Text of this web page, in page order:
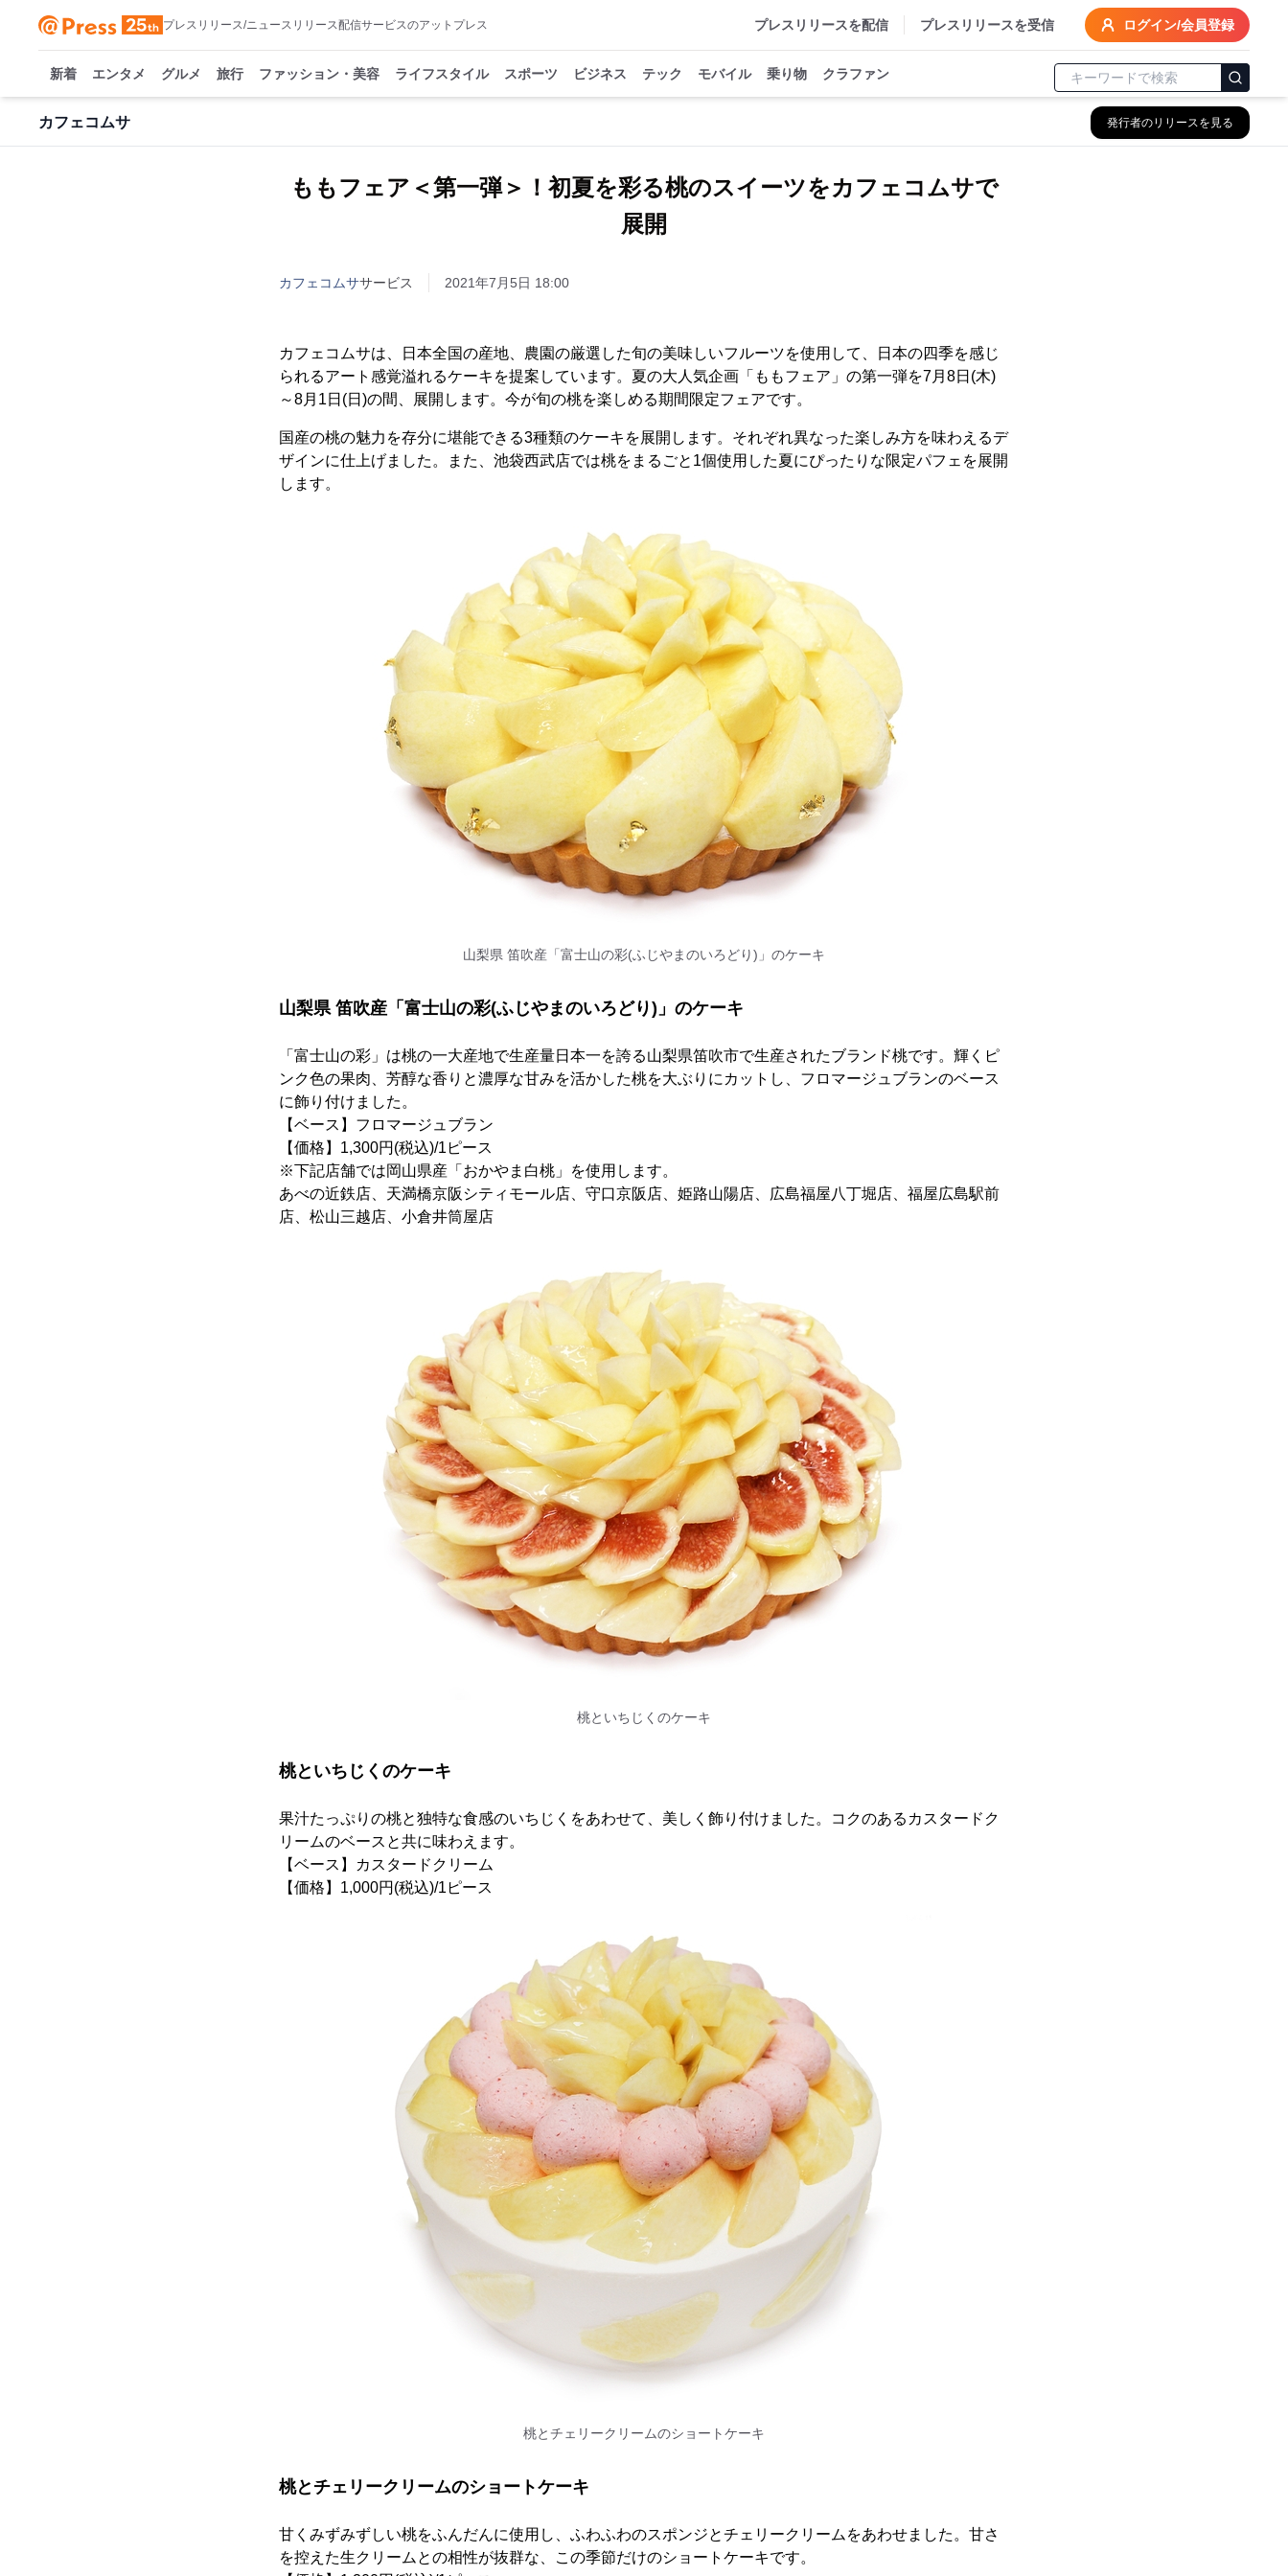
プレスリリース/ニュースリリース配信サービスのアットプレス プレスリリースを配信 プレスリリースを受信 ログイン/会員登録
新着 エンタメ グルメ 旅行 ファッション・美容 ライフスタイル スポーツ ビジネス テック モバイル 乗り物 クラファン
カフェコムサ 発行者のリリースを見る
ももフェア＜第一弾＞！初夏を彩る桃のスイーツをカフェコムサで
展開
カフェコムササービス 2021年7月5日 18:00
カフェコムサは、日本全国の産地、農園の厳選した旬の美味しいフルーツを使用して、日本の四季を感じ
られるアート感覚溢れるケーキを提案しています。夏の大人気企画「ももフェア」の第一弾を7月8日(木)
～8月1日(日)の間、展開します。今が旬の桃を楽しめる期間限定フェアです。
国産の桃の魅力を存分に堪能できる3種類のケーキを展開します。それぞれ異なった楽しみ方を味わえるデ
ザインに仕上げました。また、池袋西武店では桃をまるごと1個使用した夏にぴったりな限定パフェを展開
します。
山梨県 笛吹産「富士山の彩(ふじやまのいろどり)」のケーキ
山梨県 笛吹産「富士山の彩(ふじやまのいろどり)」のケーキ
「富士山の彩」は桃の一大産地で生産量日本一を誇る山梨県笛吹市で生産されたブランド桃です。輝くピ
ンク色の果肉、芳醇な香りと濃厚な甘みを活かした桃を大ぶりにカットし、フロマージュブランのベース
に飾り付けました。
【ベース】フロマージュブラン
【価格】1,300円(税込)/1ピース
※下記店舗では岡山県産「おかやま白桃」を使用します。
あべの近鉄店、天満橋京阪シティモール店、守口京阪店、姫路山陽店、広島福屋八丁堀店、福屋広島駅前
店、松山三越店、小倉井筒屋店
桃といちじくのケーキ
桃といちじくのケーキ
果汁たっぷりの桃と独特な食感のいちじくをあわせて、美しく飾り付けました。コクのあるカスタードク
リームのベースと共に味わえます。
【ベース】カスタードクリーム
【価格】1,000円(税込)/1ピース
桃とチェリークリームのショートケーキ
桃とチェリークリームのショートケーキ
甘くみずみずしい桃をふんだんに使用し、ふわふわのスポンジとチェリークリームをあわせました。甘さ
を控えた生クリームとの相性が抜群な、この季節だけのショートケーキです。